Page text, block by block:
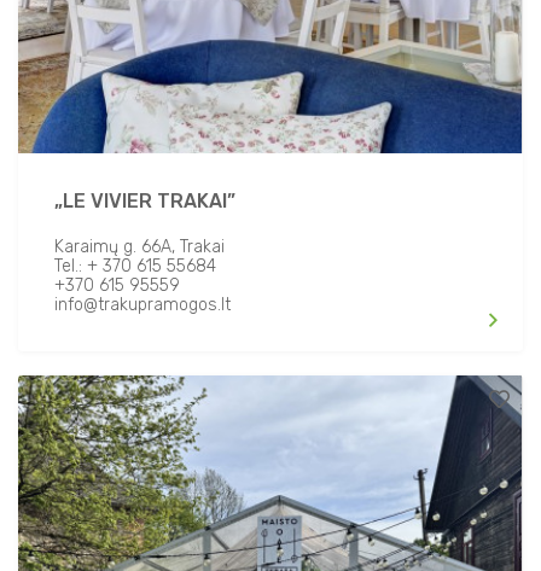
„LE VIVIER TRAKAI”
Karaimų g. 66A, Trakai
Tel.: + 370 615 55684
+370 615 95559
info@trakupramogos.lt